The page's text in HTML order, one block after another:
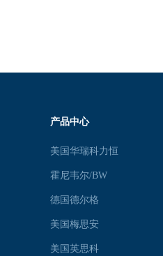
产品中心
美国华瑞科力恒
霍尼韦尔/BW
德国德尔格
美国梅思安
美国英思科